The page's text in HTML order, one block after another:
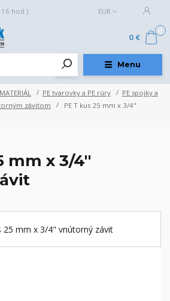
Menu
EUR
16 hod.)
0
0 €
PE tvarovky a PE rúry
PE spojky a
závitom
PE T kus 25 mm x 3/4"
mm x 3/4"